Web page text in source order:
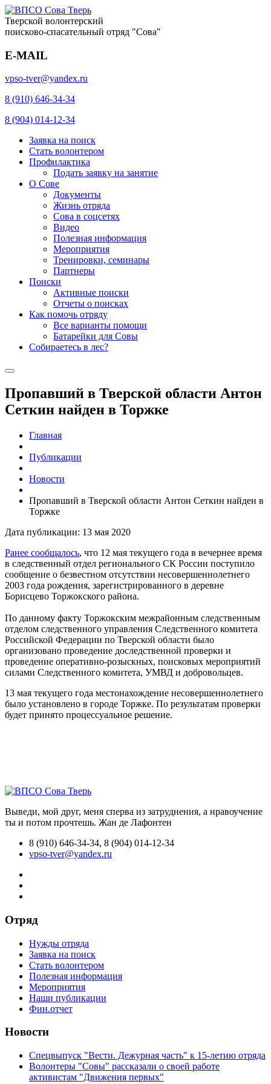
Тверской волонтерский
поисково-спасательный отряд "Сова"
E-MAIL
vpso-tver@yandex.ru
8 (910) 646-34-34
8 (904) 014-12-34
Заявка на поиск
Стать волонтером
Профилактика
Подать заявку на занятие
О Сове
Документы
Жизнь отряда
Сова в соцсетях
Видео
Полезная информация
Мероприятия
Тренировки, семинары
Партнеры
Поиски
Активные поиски
Отчеты о поисках
Как помочь отряду
Все варианты помощи
Батарейки для Совы
Собираетесь в лес?
Пропавший в Тверской области Антон
Сеткин найден в Торжке
Главная
Публикации
Новости
Пропавший в Тверской области Антон Сеткин найден в
Торжке
Дата публикации: 13 мая 2020
Ранее сообщалось, что 12 мая текущего года в вечернее время
в следственный отдел регионального СК России поступило
сообщение о безвестном отсутствии несовершеннолетнего
2003 года рождения, зарегистрированного в деревне
Борисцево Торжокского района.
По данному факту Торжокским межрайонным следственным
отделом следственного управления Следственного комитета
Российской Федерации по Тверской области было
организовано проведение доследственной проверки и
проведение оперативно-розыскных, поисковых мероприятий
силами Следственного комитета, УМВД и добровольцев.
13 мая текущего года местонахождение несовершеннолетнего
было установлено в городе Торжке. По результатам проверки
будет принято процессуальное решение.
Выведи, мой друг, меня сперва из затруднения, а нравоучение
ты и потом прочтешь. Жан де Лафонтен
8 (910) 646-34-34, 8 (904) 014-12-34
vpso-tver@yandex.ru
Отряд
Нужды отряда
Заявка на поиск
Стать волонтером
Полезная информация
Мероприятия
Наши публикации
Фин.отчет
Новости
Спецвыпуск "Вести. Дежурная часть" к 15-летию отряда
Волонтеры "Совы" рассказали о своей работе
активистам "Движения первых"